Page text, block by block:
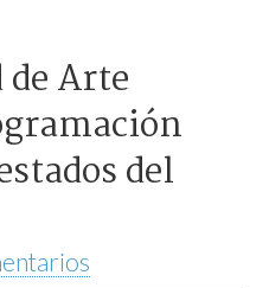
de Arte
del